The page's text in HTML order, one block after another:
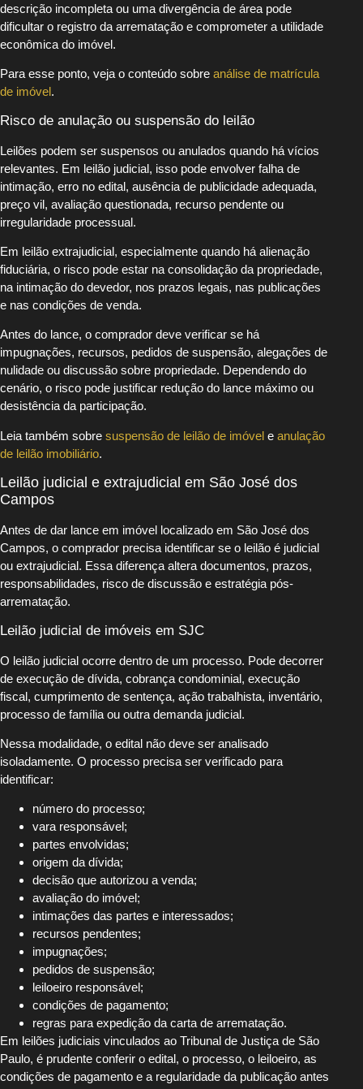
descrição incompleta ou uma divergência de área pode
dificultar o registro da arrematação e comprometer a utilidade
econômica do imóvel.
Para esse ponto, veja o conteúdo sobre análise de matrícula
de imóvel.
Risco de anulação ou suspensão do leilão
Leilões podem ser suspensos ou anulados quando há vícios
relevantes. Em leilão judicial, isso pode envolver falha de
intimação, erro no edital, ausência de publicidade adequada,
preço vil, avaliação questionada, recurso pendente ou
irregularidade processual.
Em leilão extrajudicial, especialmente quando há alienação
fiduciária, o risco pode estar na consolidação da propriedade,
na intimação do devedor, nos prazos legais, nas publicações
e nas condições de venda.
Antes do lance, o comprador deve verificar se há
impugnações, recursos, pedidos de suspensão, alegações de
nulidade ou discussão sobre propriedade. Dependendo do
cenário, o risco pode justificar redução do lance máximo ou
desistência da participação.
Leia também sobre suspensão de leilão de imóvel e anulação
de leilão imobiliário.
Leilão judicial e extrajudicial em São José dos
Campos
Antes de dar lance em imóvel localizado em São José dos
Campos, o comprador precisa identificar se o leilão é judicial
ou extrajudicial. Essa diferença altera documentos, prazos,
responsabilidades, risco de discussão e estratégia pós-
arrematação.
Leilão judicial de imóveis em SJC
O leilão judicial ocorre dentro de um processo. Pode decorrer
de execução de dívida, cobrança condominial, execução
fiscal, cumprimento de sentença, ação trabalhista, inventário,
processo de família ou outra demanda judicial.
Nessa modalidade, o edital não deve ser analisado
isoladamente. O processo precisa ser verificado para
identificar:
número do processo;
vara responsável;
partes envolvidas;
origem da dívida;
decisão que autorizou a venda;
avaliação do imóvel;
intimações das partes e interessados;
recursos pendentes;
impugnações;
pedidos de suspensão;
leiloeiro responsável;
condições de pagamento;
regras para expedição da carta de arrematação.
Em leilões judiciais vinculados ao Tribunal de Justiça de São
Paulo, é prudente conferir o edital, o processo, o leiloeiro, as
condições de pagamento e a regularidade da publicação antes